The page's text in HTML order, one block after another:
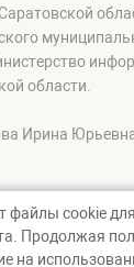
области.
Ирина
файлы cookie
Продолжая
на